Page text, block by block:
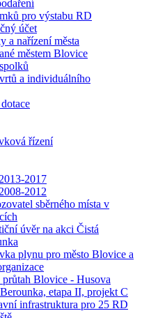
pro výstabu RD
účet
a nařízení města
městem Blovice
a individuálního
řízení
2017
2012
sběrného místa v
úvěr na akci Čistá
plynu pro město Blovice a
průtah Blovice - Husova
etapa II, projekt C
infrastruktura pro 25 RD